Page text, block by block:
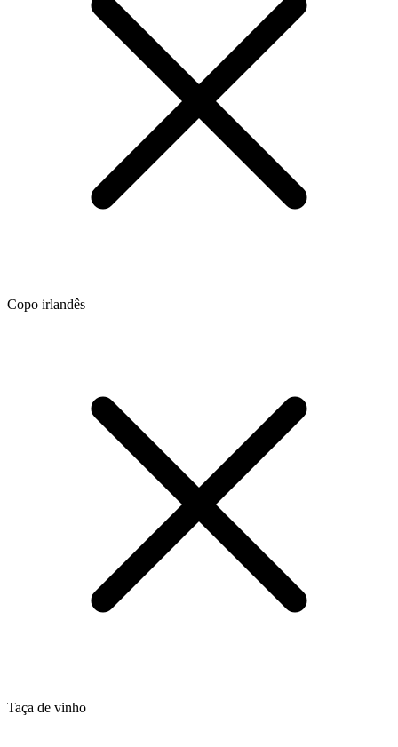
Copo irlandês
Taça de vinho